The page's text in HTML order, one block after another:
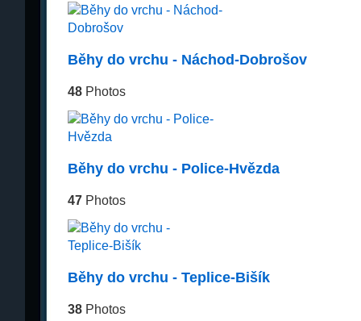
Běhy do vrchu - Náchod-Dobrošov
48Photos
Běhy do vrchu - Police-Hvězda
47Photos
Běhy do vrchu - Teplice-Bišík
38Photos